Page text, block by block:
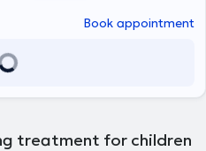
Book appointment
treatment for children